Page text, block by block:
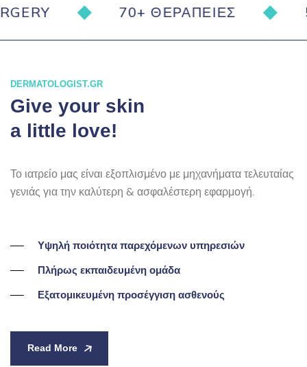
70+ ΘΕΡΑΠΕΊΕΣ 50+
DERMATOLOGIST.GR
Give your skin
a little love!
Το ιατρείο μας είναι εξοπλισμένο με μηχανήματα τελευταίας
γενιάς για την καλύτερη & ασφαλέστερη εφαρμογή.
Υψηλή ποιότητα παρεχόμενων υπηρεσιών
Πλήρως εκπαιδευμένη ομάδα
Εξατομικευμένη προσέγγιση ασθενούς
Read More